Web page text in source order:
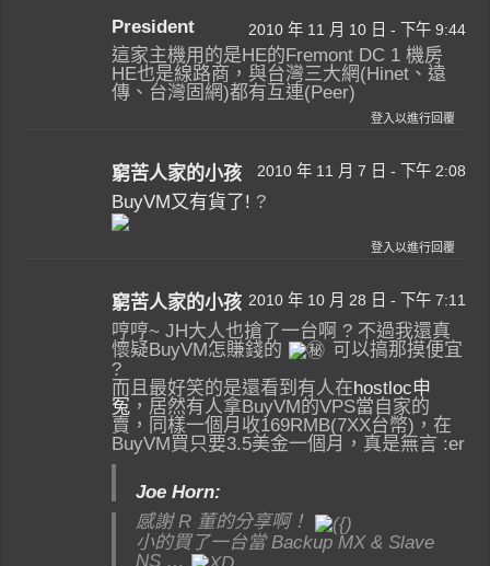
President 2010 年 11 月 10 日 - 下午 9:44
這家主機用的是HE的Fremont DC 1 機房
HE也是線路商，與台灣三大網(Hinet、遠
傳、台灣固網)都有互連(Peer)
登入以進行回覆
窮苦人家的小孩 2010 年 11 月 7 日 - 下午 2:08
BuyVM又有貨了! ?
登入以進行回覆
窮苦人家的小孩 2010 年 10 月 28 日 - 下午 7:11
哼哼~ JH大人也搶了一台啊 ? 不過我還真
懷疑BuyVM怎賺錢的
可以搞那摸便宜
?
而且最好笑的是還看到有人在hostloc申
冤 ，居然有人拿BuyVM的VPS當自家的
賣，同樣一個月收169RMB(7XX台幣)，在
BuyVM買只要3.5美金一個月，真是無言 :er
Joe Horn:
感謝 R 董的分享啊！
小的買了一台當 Backup MX & Slave
NS …